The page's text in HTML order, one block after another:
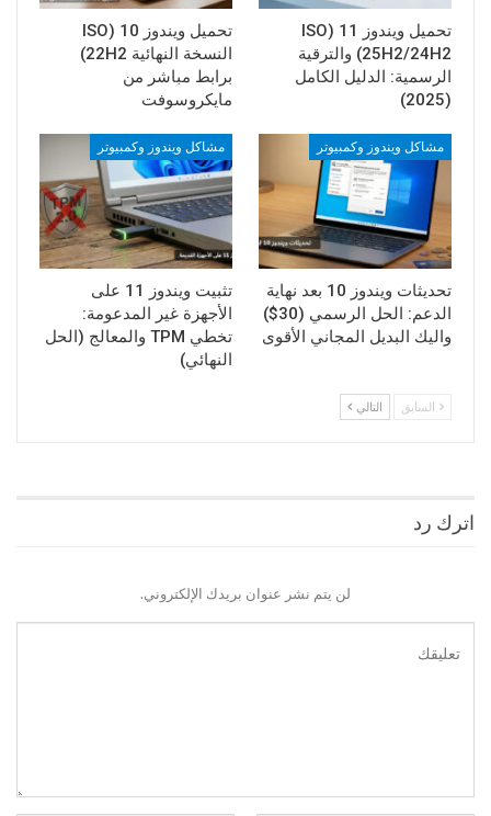
تحميل ويندوز 11 (ISO
25H2/24H2) والترقية
الرسمية: الدليل الكامل
(2025)
تحميل ويندوز 10 (ISO
النسخة النهائية 22H2)
برابط مباشر من
مايكروسوفت
مشاكل ويندوز وكمبيوتر
تحديثات ويندوز 10 بعد نهاية
الدعم: الحل الرسمي (30$)
واليك البديل المجاني الأقوى
مشاكل ويندوز وكمبيوتر
تثبيت ويندوز 11 على
الأجهزة غير المدعومة:
تخطي TPM والمعالج (الحل
النهائي)
السابق التالي
اترك رد
لن يتم نشر عنوان بريدك الإلكتروني.